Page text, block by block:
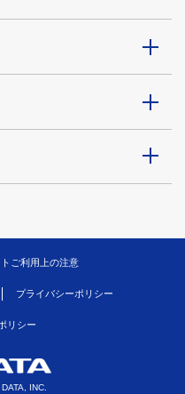
ご利用上の注意
プライバシーポリシー
リシー
INC.